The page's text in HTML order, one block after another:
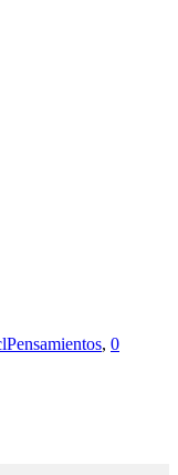
Pensamientos, 0